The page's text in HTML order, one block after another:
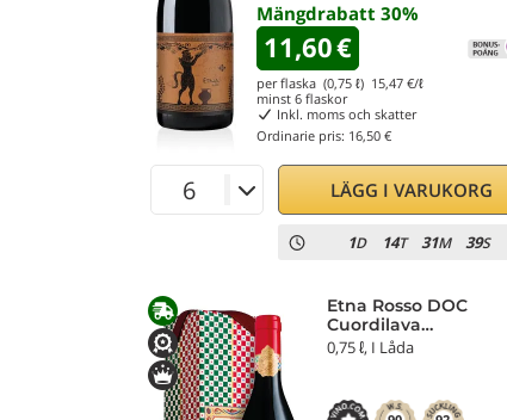
Mängdrabatt 30%
11,60€
per flaska (0,75 ℓ) 15,47 €/ℓ
minst 6 flaskor
Inkl. moms och skatter
Ordinarie pris: 16,50 €
LÄGG I VARUKORG
1D 14T 31M 37S
Etna Rosso DOC
Cuordilava
Dolce&Gabbana 2020
Donnafugata
0,75 ℓ, I Låda